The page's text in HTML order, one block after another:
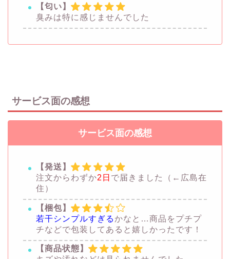
【匂い】
臭みは特に感じませんでした
サービス面の感想
サービス面の感想
【発送】
注文からわずか2日 で届きました（←広島在
住）
【梱包】
若干シンプルすぎるかなと…商品をプチプ
チなどで包装してあると嬉しかったです！
【商品状態】